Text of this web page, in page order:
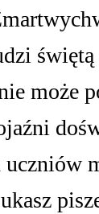
może
uczniów